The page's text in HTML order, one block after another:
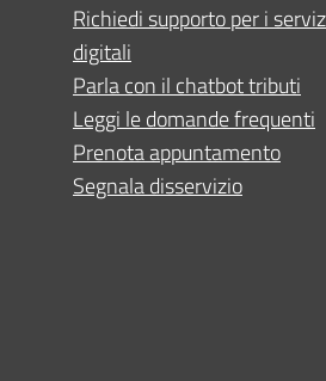
Richiedi supporto per i
digitali
Parla con il chatbot tributi
Leggi le domande frequenti
Prenota appuntamento
Segnala disservizio